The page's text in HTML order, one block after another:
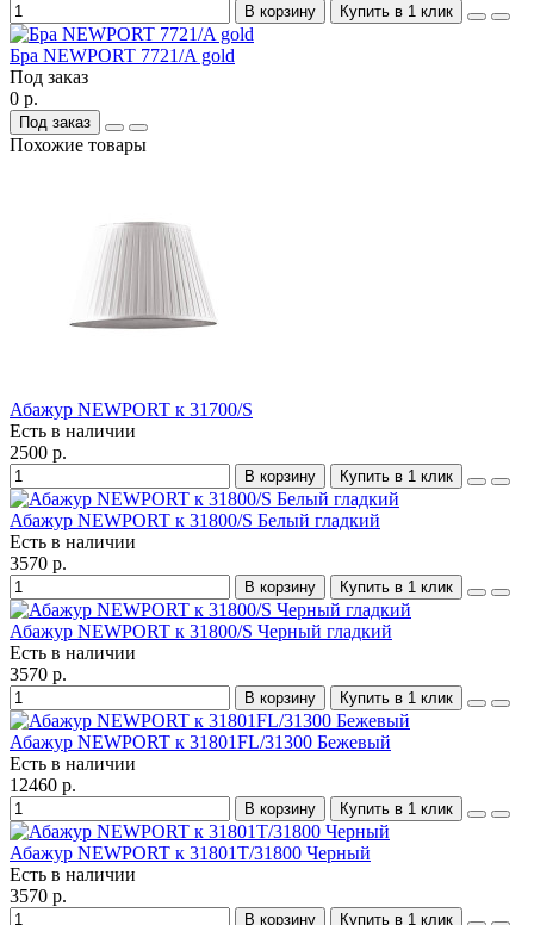
В корзину Купить в 1 клик
Бра NEWPORT 7721/A gold
Под заказ
0 р.
Под заказ
Похожие товары
Абажур NEWPORT к 31700/S
Есть в наличии
2500 р.
В корзину Купить в 1 клик
Абажур NEWPORT к 31800/S Белый гладкий
Есть в наличии
3570 р.
В корзину Купить в 1 клик
Абажур NEWPORT к 31800/S Черный гладкий
Есть в наличии
3570 р.
В корзину Купить в 1 клик
Абажур NEWPORT к 31801FL/31300 Бежевый
Есть в наличии
12460 р.
В корзину Купить в 1 клик
Абажур NEWPORT к 31801T/31800 Черный
Есть в наличии
3570 р.
В корзину Купить в 1 клик